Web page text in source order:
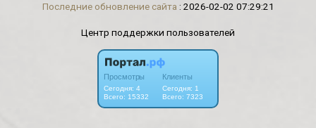
Последние обновление сайта : 2026-02-02 07:29:21
Центр поддержки пользователей